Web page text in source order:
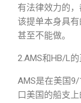
有法律效力的
该提单本身具
甚至不能做。
2.AMS和HB/L
AMS是在美国
口美国的船支